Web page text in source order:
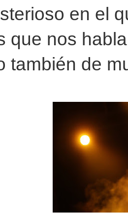
en el
que nos
también de